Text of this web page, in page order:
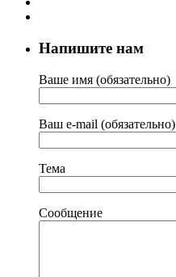
Напишите нам
Ваше имя (обязательно)
Ваш e-mail (обязательно)
Тема
Сообщение